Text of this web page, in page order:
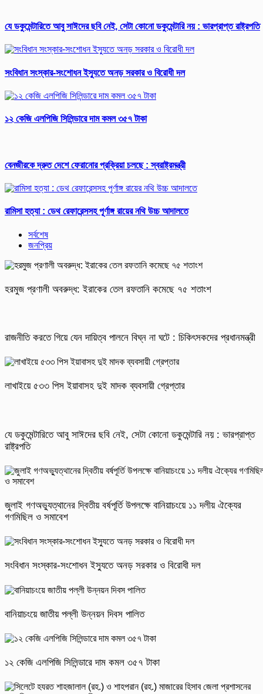
যে ডকুমেন্টারিতে আবু সাঈদের ছবি নেই, সেটা কোনো ডকুমেন্টারি নয় : ভারপ্রাপ্ত রাষ্ট্রপতি
সংবিধান সংস্কার-সংশোধন ইস্যুতে অনড় সরকার ও বিরোধী দল
১২ কেজি এলপিজি সিলিন্ডারে দাম কমল ৩৫৭ টাকা
বেনজীরকে দ্রুত দেশে ফেরানোর প্রক্রিয়া চলছে : স্বরাষ্ট্রমন্ত্রী
রামিসা হত্যা : ডেথ রেফারেন্সসহ পূর্ণাঙ্গ রায়ের নথি উচ্চ আদালতে
সর্বশেষ
জনপ্রিয়
হরমুজ প্রণালী অবরুদ্ধ: ইরাকের তেল রফতানি কমেছে ৭৫ শতাংশ
রাজনীতি করতে গিয়ে যেন দায়িত্ব পালনে বিঘ্ন না ঘটে : চিকিৎসকদের প্রধানমন্ত্রী
লাখাইয়ে ৫৩৩ পিস ইয়াবাসহ দুই মাদক ব্যবসায়ী গ্রেপ্তার
যে ডকুমেন্টারিতে আবু সাঈদের ছবি নেই, সেটা কোনো ডকুমেন্টারি নয় : ভারপ্রাপ্ত
রাষ্ট্রপতি
জুলাই গণঅভ্যুত্থানের দ্বিতীয় বর্ষপূর্তি উপলক্ষে বানিয়াচংয়ে ১১ দলীয় ঐক্যের
গণমিছিল ও সমাবেশ
সংবিধান সংস্কার-সংশোধন ইস্যুতে অনড় সরকার ও বিরোধী দল
বানিয়াচংয়ে জাতীয় পল্লী উন্নয়ন দিবস পালিত
১২ কেজি এলপিজি সিলিন্ডারে দাম কমল ৩৫৭ টাকা